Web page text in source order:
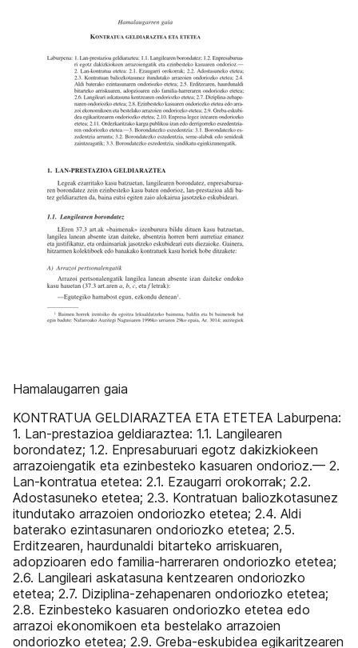
Hamalaugarren gaia
KONTRATUA GELDIARAZTEA ETA ETETEA Laburpena:
1. Lan-prestazioa geldiaraztea: 1.1. Langilearen
borondatez; 1.2. Enpresaburuari egotz dakizkiokeen
arrazoiengatik eta ezinbesteko kasuaren ondorioz.— 2.
Lan-kontratua etetea: 2.1. Ezaugarri orokorrak; 2.2.
Adostasuneko etetea; 2.3. Kontratuan baliozkotasunez
itundutako arrazoien ondoriozko etetea; 2.4. Aldi
baterako ezintasunaren ondoriozko etetea; 2.5.
Erditzearen, haurdunaldi bitarteko arriskuaren,
adopzioaren edo familia-harreraren ondoriozko etetea;
2.6. Langileari askatasuna kentzearen ondoriozko
etetea; 2.7. Diziplina-zehapenaren ondoriozko etetea;
2.8. Ezinbesteko kasuaren ondoriozko etetea edo
arrazoi ekonomikoen eta bestelako arrazoien
ondoriozko etetea; 2.9. Greba-eskubidea egikaritzearen